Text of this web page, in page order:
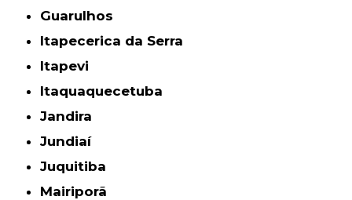
Guarulhos
Itapecerica da Serra
Itapevi
Itaquaquecetuba
Jandira
Jundiaí
Juquitiba
Mairiporã